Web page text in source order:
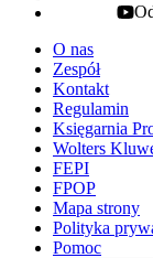
O nas
Zespół
Kontakt
Regulamin
Księgarnia
Wolters
FEPI
FPOP
Mapa strony
Polityka
Pomoc